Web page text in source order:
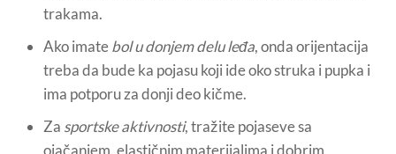
trakama.
Ako imatebol u donjem delu leđa, onda orijentacija
treba da bude ka pojasu koji ide oko struka i pupka i
ima potporu za donji deo kičme.
Za sportske aktivnosti, tražite pojaseve sa
ojačanjem, elastičnim materijalima i dobrim